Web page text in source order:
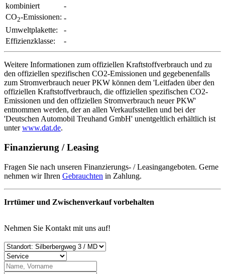
kombiniert
-
CO2-Emissionen: -
Umweltplakette:
-
Effizienzklasse:
-
Weitere Informationen zum offiziellen Kraftstoffverbrauch und zu
den offiziellen spezifischen CO2-Emissionen und gegebenenfalls
zum Stromverbrauch neuer PKW können dem 'Leitfaden über den
offiziellen Kraftstoffverbrauch, die offiziellen spezifischen CO2-
Emissionen und den offiziellen Stromverbrauch neuer PKW'
entnommen werden, der an allen Verkaufsstellen und bei der
'Deutschen Automobil Treuhand GmbH' unentgeltlich erhältlich ist
unterwww.dat.de.
Finanzierung / Leasing
Fragen Sie nach unseren Finanzierungs- / Leasingangeboten. Gerne
nehmen wir Ihren Gebrauchten in Zahlung.
Irrtümer und Zwischenverkauf vorbehalten
Nehmen Sie Kontakt mit uns auf!